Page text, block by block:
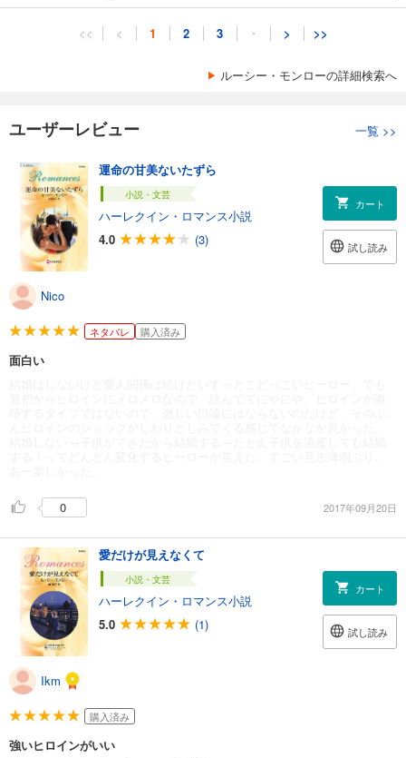
<< < 1 2 3 ・ > >>
ルーシー・モンローの詳細検索へ
ユーザーレビュー 一覧 >>
運命の甘美ないたずら
小説・文芸
ハーレクイン・ロマンス小説
4.0
(3)
カート
試し読み
Nico
ネタバレ 購入済み
面白い
0 2017年09月20日
愛だけが見えなくて
小説・文芸
ハーレクイン・ロマンス小説
5.0
(1)
カート
試し読み
Ikm
購入済み
強いヒロインがいい